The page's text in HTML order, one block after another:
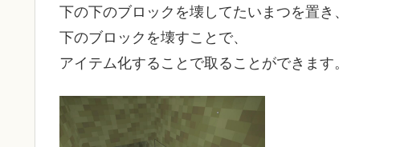
下の下のブロックを壊してたいまつを置き、
下のブロックを壊すことで、
アイテム化することで取ることができます。